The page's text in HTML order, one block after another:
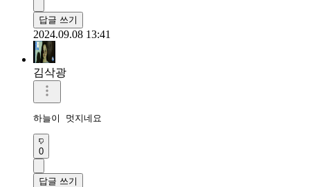
답글 쓰기
2024.09.08 13:41
김삭광
하늘이 멋지네요
0
답글 쓰기